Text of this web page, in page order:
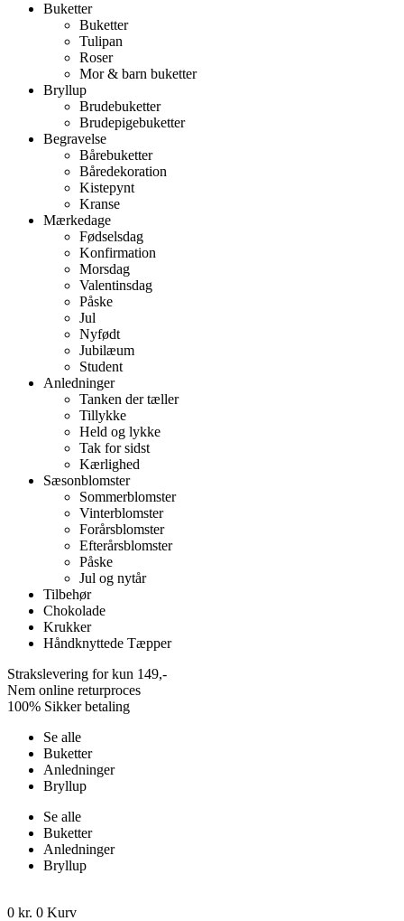
Buketter
Buketter
Tulipan
Roser
Mor & barn buketter
Bryllup
Brudebuketter
Brudepigebuketter
Begravelse
Bårebuketter
Båredekoration
Kistepynt
Kranse
Mærkedage
Fødselsdag
Konfirmation
Morsdag
Valentinsdag
Påske
Jul
Nyfødt
Jubilæum
Student
Anledninger
Tanken der tæller
Tillykke
Held og lykke
Tak for sidst
Kærlighed
Sæsonblomster
Sommerblomster
Vinterblomster
Forårsblomster
Efterårsblomster
Påske
Jul og nytår
Tilbehør
Chokolade
Krukker
Håndknyttede Tæpper
Strakslevering for kun 149,-
Nem online returproces
100% Sikker betaling
Se alle
Buketter
Anledninger
Bryllup
Se alle
Buketter
Anledninger
Bryllup
0 kr. 0 Kurv